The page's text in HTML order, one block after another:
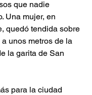
que nadie
Una mujer, en
quedó tendida sobre
unos metros de la
la garita de San
para la ciudad